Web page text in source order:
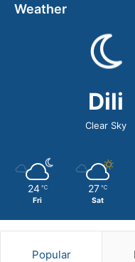
Weather
Dili
Clear Sky
24 ℃
Fri
27 ℃
Sat
Popular